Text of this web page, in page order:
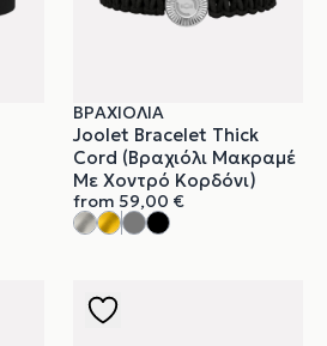
ΒΡΑΧΙΌΛΙΑ
Joolet Bracelet Thick
Cord (Βραχιόλι Μακραμέ
Με Χοντρό Κορδόνι)
from 59,00 €